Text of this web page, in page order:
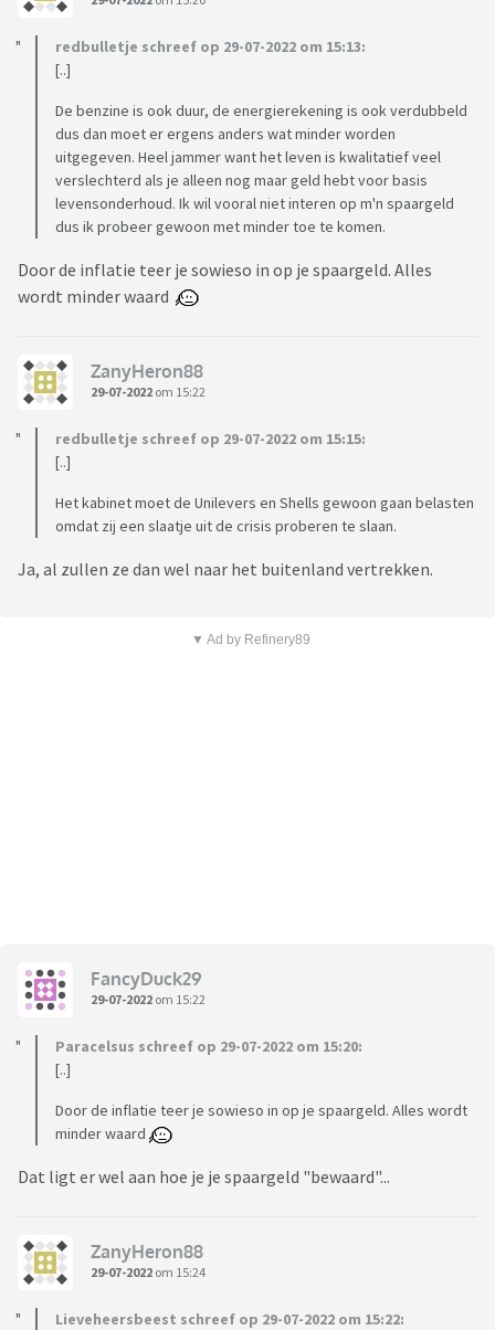
redbulletje schreef op 29-07-2022 om 15:13:
[..]
De benzine is ook duur, de energierekening is ook verdubbeld
dus dan moet er ergens anders wat minder worden
uitgegeven. Heel jammer want het leven is kwalitatief veel
verslechterd als je alleen nog maar geld hebt voor basis
levensonderhoud. Ik wil vooral niet interen op m'n spaargeld
dus ik probeer gewoon met minder toe te komen.
Door de inflatie teer je sowieso in op je spaargeld. Alles
wordt minder waard
ZanyHeron88
29-07-2022 om 15:22
redbulletje schreef op 29-07-2022 om 15:15:
[..]
Het kabinet moet de Unilevers en Shells gewoon gaan belasten
omdat zij een slaatje uit de crisis proberen te slaan.
Ja, al zullen ze dan wel naar het buitenland vertrekken.
▼ Ad by Refinery89
FancyDuck29
29-07-2022 om 15:22
Paracelsus schreef op 29-07-2022 om 15:20:
[..]
Door de inflatie teer je sowieso in op je spaargeld. Alles wordt
minder waard
Dat ligt er wel aan hoe je je spaargeld "bewaard"...
ZanyHeron88
29-07-2022 om 15:24
Lieveheersbeest schreef op 29-07-2022 om 15:22: